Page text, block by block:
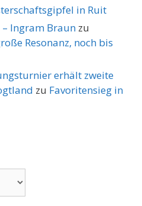
in Ruit
Ingram Braun zu
Resonanz, noch bis
erhält zweite
zu Favoritensieg in